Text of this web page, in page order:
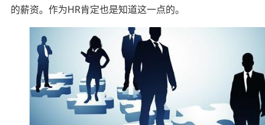
的薪资。作为HR肯定也是知道这一点的。